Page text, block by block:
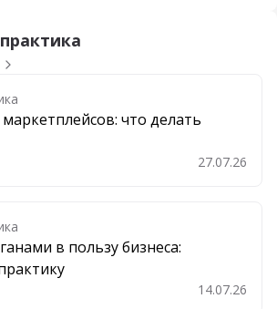
что делать
в закладки 27.07.26
в пользу бизнеса:
в закладки 14.07.26